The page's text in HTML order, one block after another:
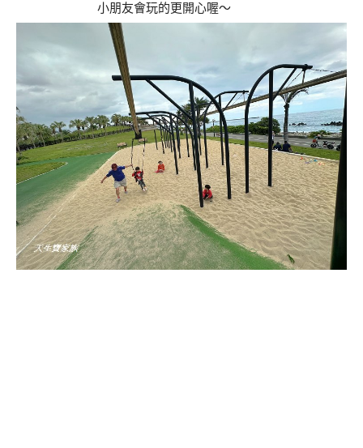
小朋友會玩的更開心喔～